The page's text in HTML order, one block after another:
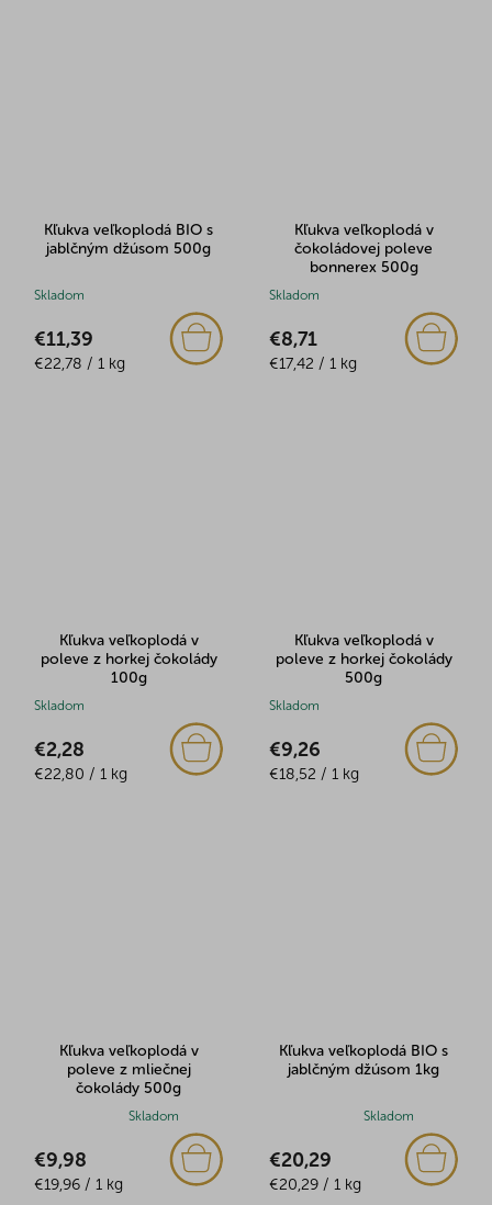
Kľukva veľkoplodá BIO s
jablčným džúsom 500g
Skladom
€11,39
Jednotková
€22,78 / 1 kg
Kľukva veľkoplodá v
čokoládovej poleve
bonnerex 500g
Skladom
€8,71
Jednotková
€17,42 / 1 kg
Kľukva veľkoplodá v
poleve z horkej čokolády
100g
Skladom
€2,28
Jednotková
€22,80 / 1 kg
Kľukva veľkoplodá v
poleve z horkej čokolády
500g
Skladom
€9,26
Jednotková
€18,52 / 1 kg
Kľukva veľkoplodá v
poleve z mliečnej
čokolády 500g
produktu
je
Skladom
€9,98
Jednotková
€19,96 / 1 kg
Kľukva veľkoplodá BIO s
jablčným džúsom 1kg
produktu
je
Skladom
€20,29
Jednotková
€20,29 / 1 kg